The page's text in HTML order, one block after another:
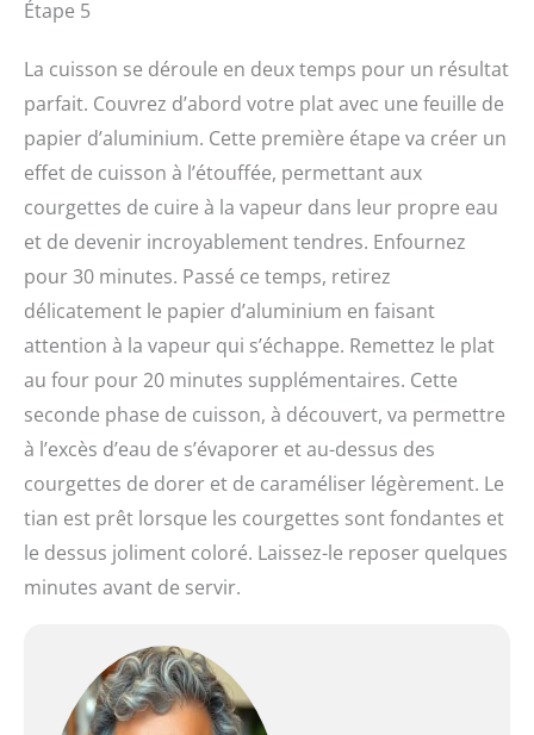
Étape 5
La cuisson se déroule en deux temps pour un résultat
parfait. Couvrez d’abord votre plat avec une feuille de
papier d’aluminium. Cette première étape va créer un
effet de cuisson à l’étouffée, permettant aux
courgettes de cuire à la vapeur dans leur propre eau
et de devenir incroyablement tendres. Enfournez
pour 30 minutes. Passé ce temps, retirez
délicatement le papier d’aluminium en faisant
attention à la vapeur qui s’échappe. Remettez le plat
au four pour 20 minutes supplémentaires. Cette
seconde phase de cuisson, à découvert, va permettre
à l’excès d’eau de s’évaporer et au-dessus des
courgettes de dorer et de caraméliser légèrement. Le
tian est prêt lorsque les courgettes sont fondantes et
le dessus joliment coloré. Laissez-le reposer quelques
minutes avant de servir.